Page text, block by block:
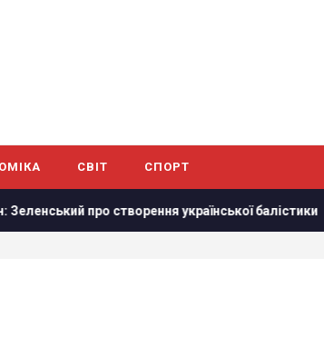
СВІТ СПОРТ
української балістики Румунія